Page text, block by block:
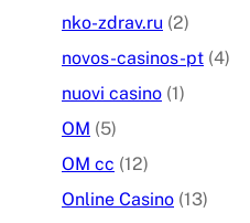
nko-zdrav.ru (2)
novos-casinos-pt (4)
nuovi casino (1)
OM (5)
OM cc (12)
Online Casino (13)